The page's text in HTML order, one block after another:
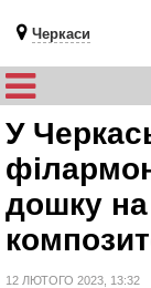
Черкаси
У
дошку на
12 ЛЮТОГО 2023, 13:32